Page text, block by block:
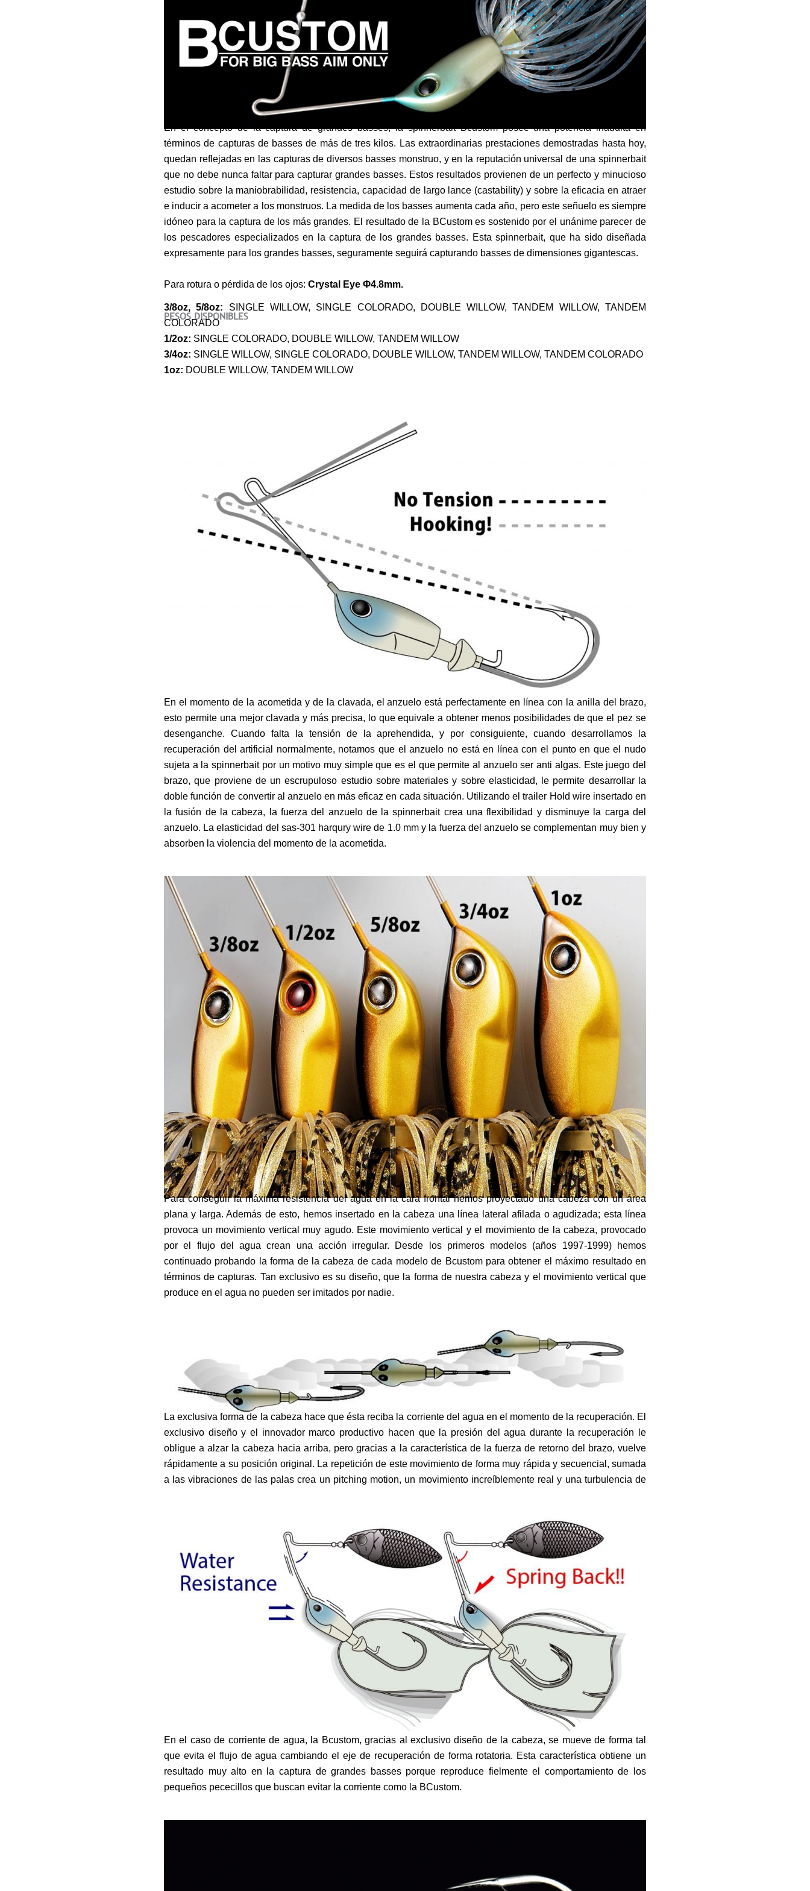
En el concepto de la captura de grandes basses, la spinnerbait Bcustom posee una potencia inaudita en
términos de capturas de basses de más de tres kilos. Las extraordinarias prestaciones demostradas hasta hoy,
quedan reflejadas en las capturas de diversos basses monstruo, y en la reputación universal de una spinnerbait
que no debe nunca faltar para capturar grandes basses. Estos resultados provienen de un perfecto y minucioso
estudio sobre la maniobrabilidad, resistencia, capacidad de largo lance (castability) y sobre la eficacia en atraer
e inducir a acometer a los monstruos. La medida de los basses aumenta cada año, pero este señuelo es siempre
idóneo para la captura de los más grandes. El resultado de la BCustom es sostenido por el unánime parecer de
los pescadores especializados en la captura de los grandes basses. Esta spinnerbait, que ha sido diseñada
expresamente para los grandes basses, seguramente seguirá capturando basses de dimensiones gigantescas.
Para rotura o pérdida de los ojos: Crystal Eye Φ4.8mm.
PESOS DISPONIBLES
3/8oz, 5/8oz: SINGLE WILLOW, SINGLE COLORADO, DOUBLE WILLOW, TANDEM WILLOW, TANDEM
COLORADO
1/2oz: SINGLE COLORADO, DOUBLE WILLOW, TANDEM WILLOW
3/4oz: SINGLE WILLOW, SINGLE COLORADO, DOUBLE WILLOW, TANDEM WILLOW, TANDEM COLORADO
1oz: DOUBLE WILLOW, TANDEM WILLOW
En el momento de la acometida y de la clavada, el anzuelo está perfectamente en línea con la anilla del brazo,
esto permite una mejor clavada y más precisa, lo que equivale a obtener menos posibilidades de que el pez se
desenganche. Cuando falta la tensión de la aprehendida, y por consiguiente, cuando desarrollamos la
recuperación del artificial normalmente, notamos que el anzuelo no está en línea con el punto en que el nudo
sujeta a la spinnerbait por un motivo muy simple que es el que permite al anzuelo ser anti algas. Este juego del
brazo, que proviene de un escrupuloso estudio sobre materiales y sobre elasticidad, le permite desarrollar la
doble función de convertir al anzuelo en más eficaz en cada situación. Utilizando el trailer Hold wire insertado en
la fusión de la cabeza, la fuerza del anzuelo de la spinnerbait crea una flexibilidad y disminuye la carga del
anzuelo. La elasticidad del sas-301 harqury wire de 1.0 mm y la fuerza del anzuelo se complementan muy bien y
absorben la violencia del momento de la acometida.
HEAD DESIGN
Para conseguir la máxima resistencia del agua en la cara frontal hemos proyectado una cabeza con un área
plana y larga. Además de esto, hemos insertado en la cabeza una línea lateral afilada o agudizada; esta línea
provoca un movimiento vertical muy agudo. Este movimiento vertical y el movimiento de la cabeza, provocado
por el flujo del agua crean una acción irregular. Desde los primeros modelos (años 1997-1999) hemos
continuado probando la forma de la cabeza de cada modelo de Bcustom para obtener el máximo resultado en
términos de capturas. Tan exclusivo es su diseño, que la forma de nuestra cabeza y el movimiento vertical que
produce en el agua no pueden ser imitados por nadie.
La exclusiva forma de la cabeza hace que ésta reciba la corriente del agua en el momento de la recuperación. El
exclusivo diseño y el innovador marco productivo hacen que la presión del agua durante la recuperación le
obligue a alzar la cabeza hacia arriba, pero gracias a la característica de la fuerza de retorno del brazo, vuelve
rápidamente a su posición original. La repetición de este movimiento de forma muy rápida y secuencial, sumada
a las vibraciones de las palas crea un pitching motion, un movimiento increíblemente real y una turbulencia de
En el caso de corriente de agua, la Bcustom, gracias al exclusivo diseño de la cabeza, se mueve de forma tal
que evita el flujo de agua cambiando el eje de recuperación de forma rotatoria. Esta característica obtiene un
resultado muy alto en la captura de grandes basses porque reproduce fielmente el comportamiento de los
pequeños pececillos que buscan evitar la corriente como la BCustom.